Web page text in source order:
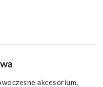
akcesorium,